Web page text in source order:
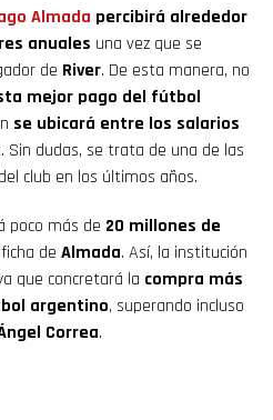
Almada percibirá alrededor
anuales una vez que se
de River. De esta manera, no
mejor pago del fútbol
se ubicará entre los salarios
. Sin dudas, se trata de una de las
club en los últimos años.
poco más de 20 millones de
de Almada. Así, la institución
que concretará la compra más
argentino, superando incluso
Correa.